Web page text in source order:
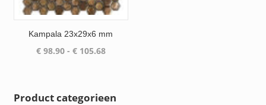
Kampala 23x29x6 mm
€98.90 - €105.68Prijsklasse:
Product categorieen